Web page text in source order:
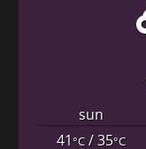
sun
41°C/ 35°C